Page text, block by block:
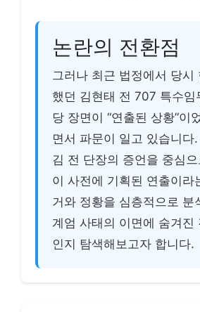
논란의 전환점
그러나 최근 법정에서 당시
했던 김현태 전 707 특수임
당 장면이 “연출된 상황”이
면서 파문이 일고 있습니다
김 전 단장의 증언을 중심
이 사전에 기획된 연출이라
거와 정황을 심층적으로 분
계엄 사태의 이면에 숨겨진
인지 탐색해보고자 합니다.